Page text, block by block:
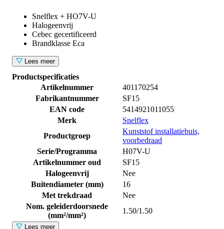
Snelflex + HO7V-U
Halogeenvrij
Cebec gecertificeerd
Brandklasse Eca
Lees meer
Productspecificaties
Artikelnummer
401170254
Fabrikantnummer
SF15
EAN code
5414921011055
Merk
Snelflex
Productgroep
Kunststof installatiebuis,
voorbedraad
Serie/Programma
H07V-U
Artikelnummer oud
SF15
Halogeenvrij
Nee
Buitendiameter (mm)
16
Met trekdraad
Nee
Nom. geleiderdoorsnede
(mm²/mm²)
1.50/1.50
Lees meer